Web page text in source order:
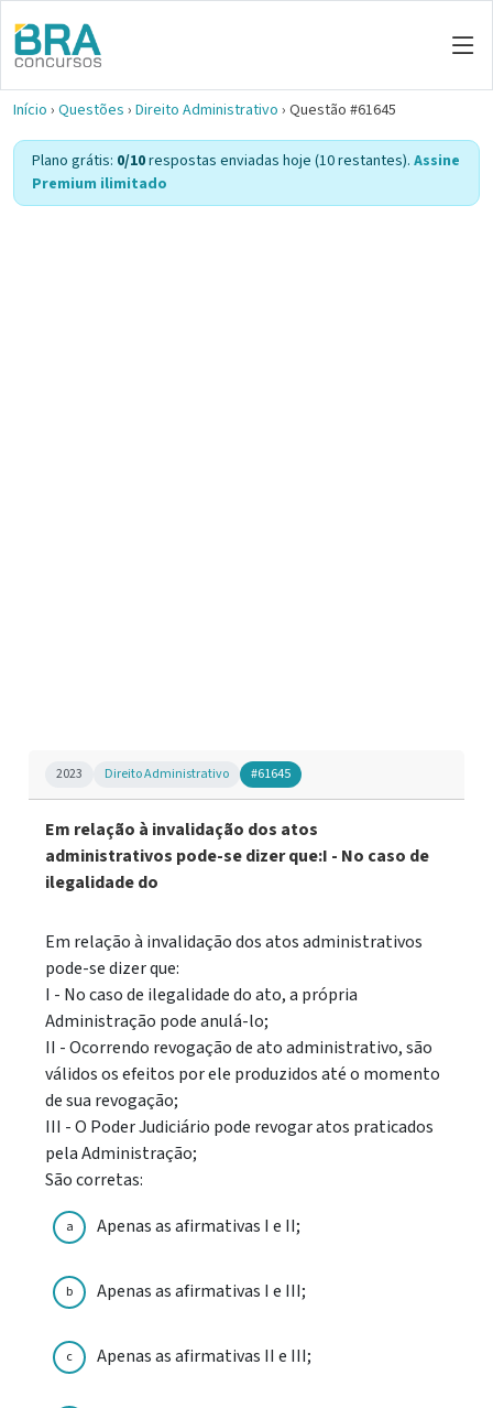
Início › Questões › Direito Administrativo › Questão #61645
Plano grátis: 0/10respostas enviadas hoje (10 restantes). Assine
Premium ilimitado
2023 Direito Administrativo #61645
Em relação à invalidação dos atos
administrativos pode-se dizer que:I - No caso de
ilegalidade do
Em relação à invalidação dos atos administrativos
pode-se dizer que:
I - No caso de ilegalidade do ato, a própria
Administração pode anulá-lo;
II - Ocorrendo revogação de ato administrativo, são
válidos os efeitos por ele produzidos até o momento
de sua revogação;
III - O Poder Judiciário pode revogar atos praticados
pela Administração;
São corretas:
a Apenas as afirmativas I e II;
b Apenas as afirmativas I e III;
c Apenas as afirmativas II e III;